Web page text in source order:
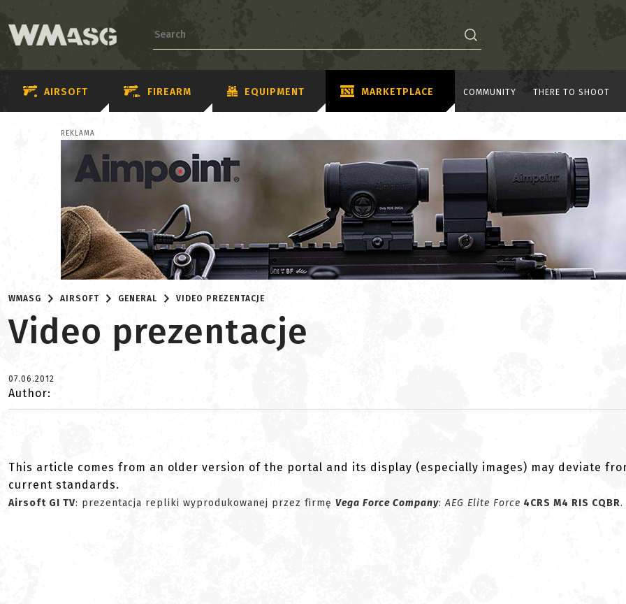
AIRSOFT FIREARM EQUIPMENT MARKETPLACE COMMUNITY THERE TO SHOOT
REKLAMA
WMASG AIRSOFT GENERAL VIDEO PREZENTACJE
Video prezentacje
07.06.2012
Author:
This article comes from an older version of the portal and its display (especially images) may deviate
current standards.
Airsoft GI TV: prezentacja repliki wyprodukowanej przez firmę Vega Force Company:AEG Elite Force 4CRS M4 RIS CQBR.